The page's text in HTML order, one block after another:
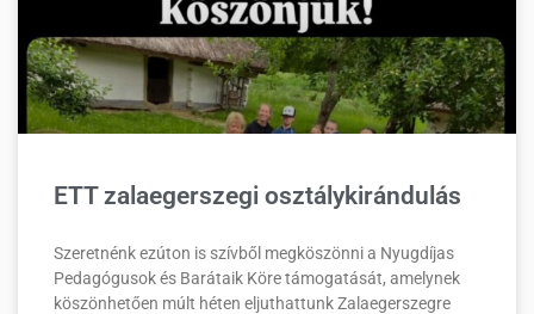
ETT zalaegerszegi osztálykirándulás
Szeretnénk ezúton is szívből megköszönni a Nyugdíjas
Pedagógusok és Barátaik Köre támogatását, amelynek
köszönhetően múlt héten eljuthattunk Zalaegerszegre